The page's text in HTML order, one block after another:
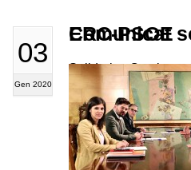
03
Gen 2020
Comunicat sobre l'acord ERC-PSOE
Solidaritat Catalana